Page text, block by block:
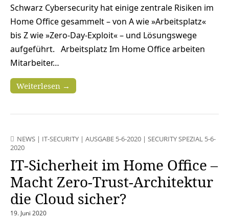
Schwarz Cybersecurity hat einige zentrale Risiken im
Home Office gesammelt – von A wie »Arbeitsplatz«
bis Z wie »Zero-Day-Exploit« – und Lösungswege
aufgeführt. Arbeitsplatz Im Home Office arbeiten
Mitarbeiter…
Weiterlesen →
NEWS | IT-SECURITY | AUSGABE 5-6-2020 | SECURITY SPEZIAL 5-6-
2020
IT-Sicherheit im Home Office –
Macht Zero-Trust-Architektur
die Cloud sicher?
19. Juni 2020